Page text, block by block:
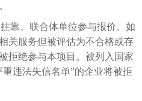
挂靠、联合体单位参与报价。如
关服务但被评估为不合格或存
拒绝参与本项目。 被列入国家
违法失信名单”的企业将被拒